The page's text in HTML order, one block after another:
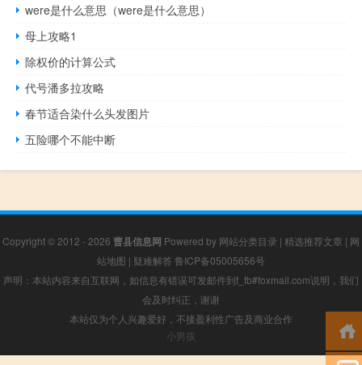
were是什么意思（were是什么意思）
母上攻略1
除权价的计算公式
代号潘多拉攻略
春节适合染什么头发图片
五险哪个不能中断
Copyright © 2012 - 2026 曹县信息网 Powered by 网站分类目录 | 精选推荐文章 | 网
站地图 | 疑难解答 鲁ICP备05005656号
声明：本站内容来自互联网，如信息有错误可发邮件到f_fb#foxmail.com说明，我们
会及时纠正，谢谢
本站仅为个人兴趣爱好，不接盈利性广告及商业合作
小男孩